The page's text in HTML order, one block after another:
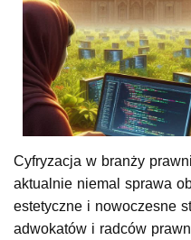
Cyfryzacja w branży
aktualnie niemal sprawa
estetyczne i nowoczesne
adwokatów i radców